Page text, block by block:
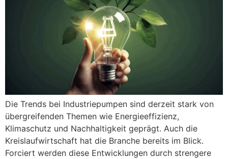
Die Trends bei Industriepumpen sind derzeit stark von
übergreifenden Themen wie Energieeffizienz,
Klimaschutz und Nachhaltigkeit geprägt. Auch die
Kreislaufwirtschaft hat die Branche bereits im Blick.
Forciert werden diese Entwicklungen durch strengere